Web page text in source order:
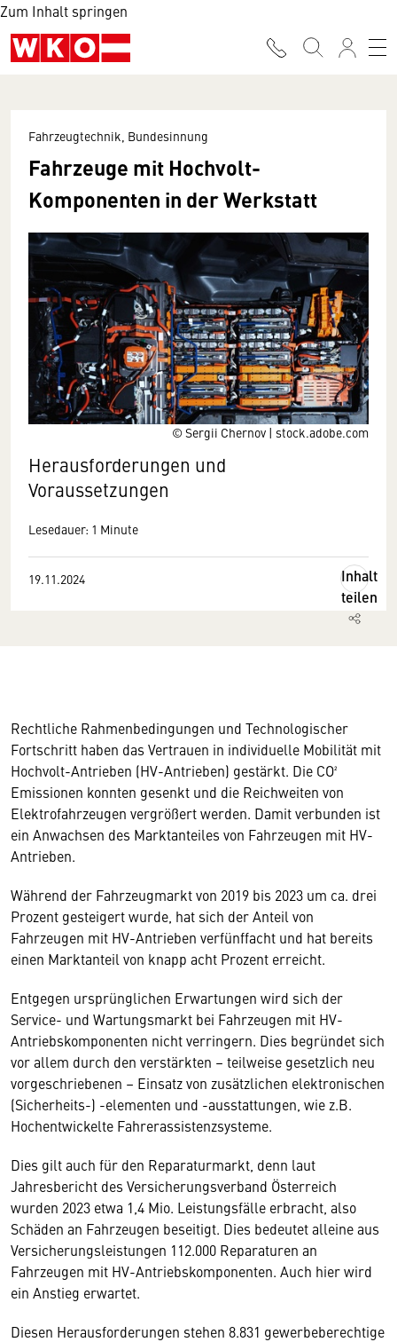
Zum Inhalt springen
© Sergii Chernov | stock.adobe.com
Fahrzeugtechnik, Bundesinnung
Fahrzeuge mit Hochvolt-
Komponenten in der Werkstatt
Herausforderungen und
Voraussetzungen
Lesedauer: 1 Minute
19.11.2024
Inhalt
teilen
Rechtliche Rahmenbedingungen und Technologischer
Fortschritt haben das Vertrauen in individuelle Mobilität mit
Hochvolt-Antrieben (HV-Antrieben) gestärkt. Die CO²
Emissionen konnten gesenkt und die Reichweiten von
Elektrofahrzeugen vergrößert werden. Damit verbunden ist
ein Anwachsen des Marktanteiles von Fahrzeugen mit HV-
Antrieben.
Während der Fahrzeugmarkt von 2019 bis 2023 um ca. drei
Prozent gesteigert wurde, hat sich der Anteil von
Fahrzeugen mit HV-Antrieben verfünffacht und hat bereits
einen Marktanteil von knapp acht Prozent erreicht.
Entgegen ursprünglichen Erwartungen wird sich der
Service- und Wartungsmarkt bei Fahrzeugen mit HV-
Antriebskomponenten nicht verringern. Dies begründet sich
vor allem durch den verstärkten – teilweise gesetzlich neu
vorgeschriebenen – Einsatz von zusätzlichen elektronischen
(Sicherheits-) -elementen und -ausstattungen, wie z.B.
Hochentwickelte Fahrerassistenzsysteme.
Dies gilt auch für den Reparaturmarkt, denn laut
Jahresbericht des Versicherungsverband Österreich
wurden 2023 etwa 1,4 Mio. Leistungsfälle erbracht, also
Schäden an Fahrzeugen beseitigt. Dies bedeutet alleine aus
Versicherungsleistungen 112.000 Reparaturen an
Fahrzeugen mit HV-Antriebskomponenten. Auch hier wird
ein Anstieg erwartet.
Diesen Herausforderungen stehen 8.831 gewerbeberechtige